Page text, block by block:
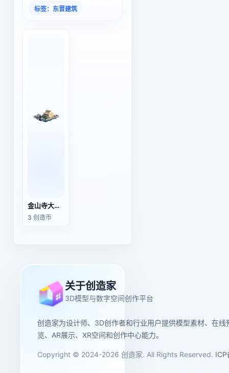
标签：东晋建筑
金山寺大雄宝殿3D模型渲染
3 创造币
关于创造家
3D模型与数字空间创作平台
创造家为设计师、3D创作者和行业用户提供模型素材、在线
览、AR展示、XR空间和创作中心能力。
Copyright © 2024-2026 创造家. All Rights Reserved. ICP